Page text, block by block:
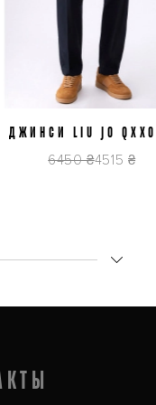
L/52XL/54 XXL/56
LIU JO QXX088
6450 ₴4515 ₴
Италия самого